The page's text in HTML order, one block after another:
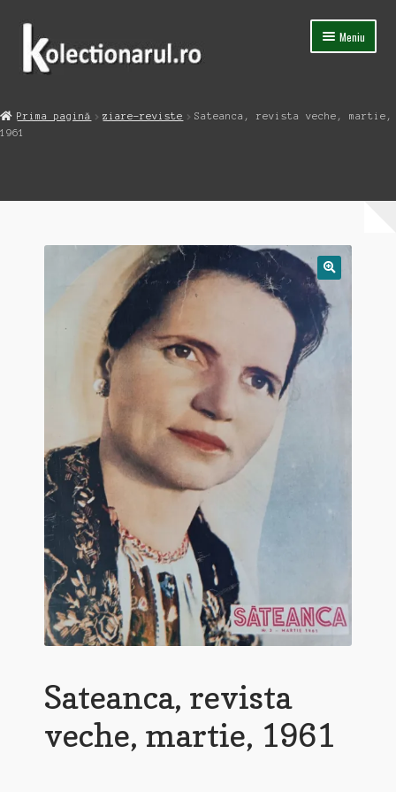
Sari
navigare
Sari
conținut
Meniu
Prima pagină ziare-reviste
Sateanca, revista veche, martie,
1961
Sateanca, revista
veche, martie, 1961